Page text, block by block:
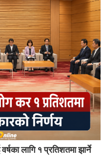
लागि १ प्रतिशतमा झार्ने